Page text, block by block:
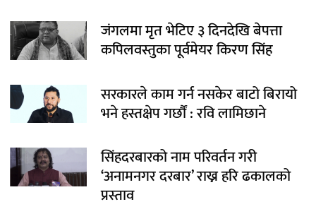
जंगलमा मृत भेटिए ३ दिनदेखि बेपत्ता
कपिलवस्तुका पूर्वमेयर किरण सिंह
सरकारले काम गर्न नसकेर बाटो बिरायो
भने हस्तक्षेप गर्छौं : रवि लामिछाने
सिंहदरबारको नाम परिवर्तन गरी
‘अनामनगर दरबार’ राख्न हरि ढकालको
प्रस्ताव